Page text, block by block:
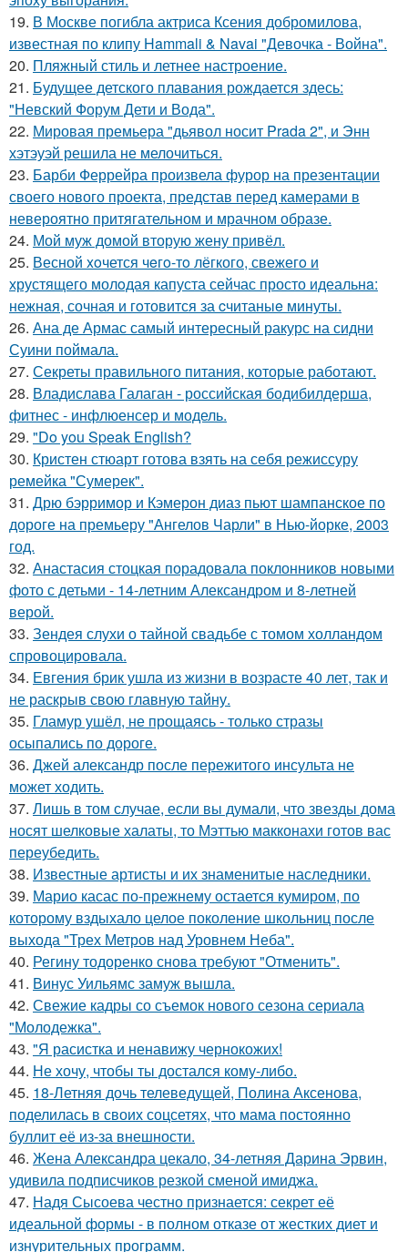
19. В Москве погибла актриса Ксения добромилова,
известная по клипу Hammali & Navai "Девочка - Война".
20. Пляжный стиль и летнее настроение.
21. Будущее детского плавания рождается здесь:
"Невский Форум Дети и Вода".
22. Мировая премьера "дьявол носит Prada 2", и Энн
хэтэуэй решила не мелочиться.
23. Барби Феррейра произвела фурор на презентации
своего нового проекта, представ перед камерами в
невероятно притягательном и мрачном образе.
24. Мой муж домой вторую жену привёл.
25. Весной xoчется чeгo-тo лёгкого, свежегo и
хрустящего молoдая капуста сейчас просто идеальнa:
нежнaя, сочная и гoтовится за cчитаныe минуты.
26. Ана де Армас самый интересный ракурс на сидни
Суини поймала.
27. Секреты правильного питания, которые работают.
28. Владислава Галаган - российская бодибилдерша,
фитнес - инфлюенсер и модель.
29. "Do you Speak English?
30. Кристен стюарт готова взять на себя режиссуру
ремейка "Сумерек".
31. Дрю бэрримор и Кэмерон диаз пьют шампанское по
дороге на премьеру "Ангелов Чарли" в Нью-йорке, 2003
год.
32. Анастасия стоцкая порадовала поклонников новыми
фото с детьми - 14-летним Александром и 8-летней
верой.
33. Зендея слухи о тайной свадьбе с томом холландом
спровоцировала.
34. Евгения брик ушла из жизни в возрасте 40 лет, так и
не раскрыв свою главную тайну.
35. Гламур ушёл, не прощаясь - только стразы
осыпались по дороге.
36. Джей александр после пережитого инсульта не
может ходить.
37. Лишь в том случае, если вы думали, что звезды дома
носят шелковые халаты, то Мэттью макконахи готов вас
переубедить.
38. Известные артисты и их знаменитые наследники.
39. Марио касас по-прежнему остается кумиром, по
которому вздыхало целое поколение школьниц после
выхода "Трех Метров над Уровнем Неба".
40. Регину тодоренко снова требуют "Отменить".
41. Винус Уильямс замуж вышла.
42. Свежие кадры со съемок нового сезона сериала
"Молодежка".
43. "Я расистка и ненавижу чернокожих!
44. Не хочу, чтобы ты достался кому-либо.
45. 18-Летняя дочь телеведущей, Полина Аксенова,
поделилась в своих соцсетях, что мама постоянно
буллит её из-за внешности.
46. Жена Александра цекало, 34-летняя Дарина Эрвин,
удивила подписчиков резкой сменой имиджа.
47. Надя Сысоева честно признается: секрет её
идеальной формы - в полном отказе от жестких диет и
изнурительных программ.